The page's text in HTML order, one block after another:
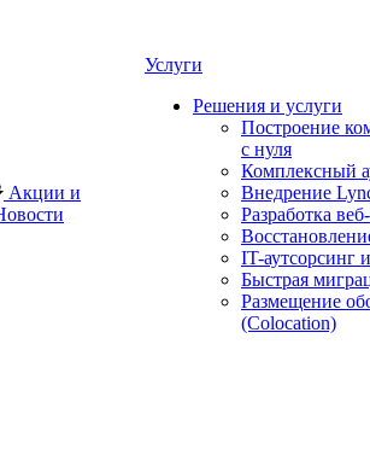
Акции и
Услуги
Решения и услуги
Построение
с нуля
Комплексный
Внедрение
Разработка
IT-аутсорсинг
Быстрая
Размещение
(Colocation)